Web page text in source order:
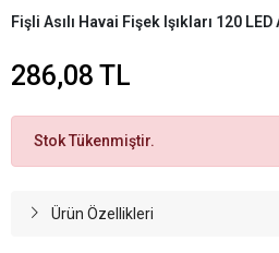
Fişli Asılı Havai Fişek Işıkları 120
286,08 TL
Stok Tükenmiştir.
Ürün Özellikleri